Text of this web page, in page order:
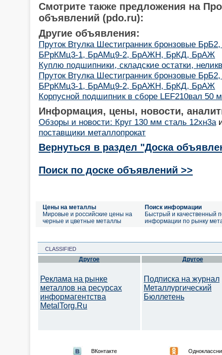
Смотрите также предложения на
объявлений (pdo.ru):
Другие объявления:
Пруток Втулка Шестигранник бронзовые
БРрКМц3-1, БрАМц9-2, БрАЖН, БрКД, БрАЖ
Куплю подшипники, складские остатки,
Пруток Втулка Шестигранник бронзовые
БРрКМц3-1, БрАМц9-2, БрАЖН, БрКД, БрАЖ
Корпусной подшипник в сборе LEF210вал 50
Информация, цены, новости,
Обзоры и новости: Круг 130 мм сталь 12хн3а
поставщики металлопрокат
Вернуться в раздел "Доска
Поиск по доске объявлений >>
Цены на металлы
Мировые и российские цены на
черные и цветные металлы
Поиск информации
Быстрый и качественный
информации по рынку
CLASSIFIED
Другое
Реклама на рынке
металлов на ресурсах
информагентства
MetalTorg.Ru
Другое
Подписка на журнал
Металлургический
Бюллетень
ВКонтакте